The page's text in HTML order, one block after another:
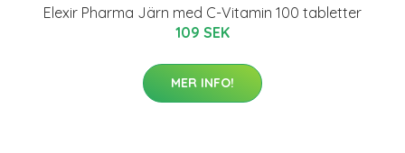
Elexir Pharma Järn med C-Vitamin 100 tabletter
109 SEK
MER INFO!